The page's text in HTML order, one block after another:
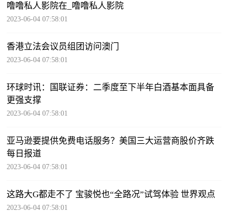
噜噜私人影院在_噜噜私人影院
2023-06-04 07:58:01
香港立法会议员组团访问澳门
2023-06-04 07:58:01
环球时讯：国联证券：二季度至下半年白酒基本面具备
更强支撑
2023-06-04 07:58:01
亚马逊要提供免费电话服务？美国三大运营商股价齐跌
每日报道
2023-06-04 07:58:01
这路大G都走不了 宝骏悦也“全路况”试驾体验 世界观点
2023-06-04 07:58:01